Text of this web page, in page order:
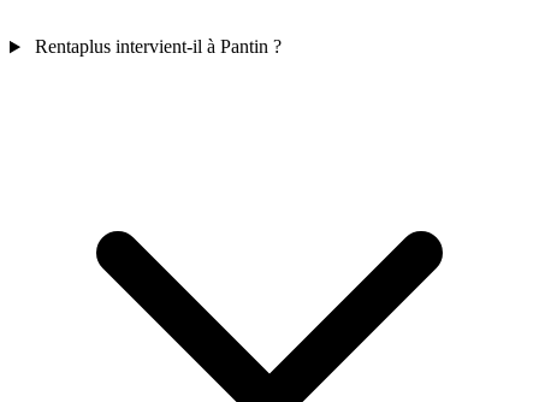
Rentaplus intervient-il à Pantin ?